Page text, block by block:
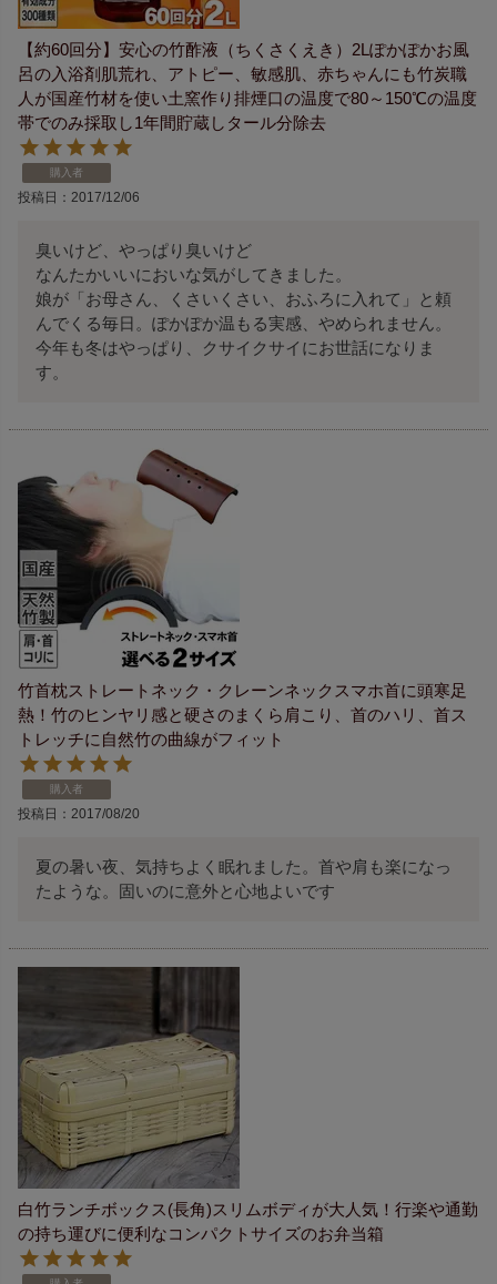
【約60回分】安心の竹酢液（ちくさくえき）2Lぽかぽかお風
呂の入浴剤肌荒れ、アトピー、敏感肌、赤ちゃんにも竹炭職
人が国産竹材を使い土窯作り排煙口の温度で80～150℃の温度
帯でのみ採取し1年間貯蔵しタール分除去
購入者
投稿日 2017/12/06
臭いけど、やっぱり臭いけど
なんたかいいにおいな気がしてきました。
娘が「お母さん、くさいくさい、おふろに入れて」と頼
んでくる毎日。ぽかぽか温もる実感、やめられません。
今年も冬はやっぱり、クサイクサイにお世話になりま
す。
竹首枕ストレートネック・クレーンネックスマホ首に頭寒足
熱！竹のヒンヤリ感と硬さのまくら肩こり、首のハリ、首ス
トレッチに自然竹の曲線がフィット
購入者
投稿日 2017/08/20
夏の暑い夜、気持ちよく眠れました。首や肩も楽になっ
たような。固いのに意外と心地よいです
白竹ランチボックス(長角)スリムボディが大人気！行楽や通勤
の持ち運びに便利なコンパクトサイズのお弁当箱